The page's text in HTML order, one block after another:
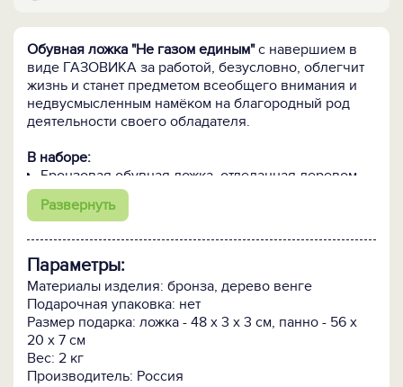
Обувная ложка "Не газом единым"с навершием в
виде ГАЗОВИКА за работой, безусловно, облегчит
жизнь и станет предметом всеобщего внимания и
недвусмысленным намёком на благородный род
деятельности своего обладателя.
В наборе:
Бронзовая обувная ложка, отделанная деревом
венге, поможет одеть обувь.
Деревянный держатель со стилизованным
ложку. Он украсит помещение и подчеркнет
красоту и благородство бронзы.
Ложка и крючок выполнены в технике точного
литья из бронзы.
Кому подарить:Коллеге, отцу, деду, брату, всем
Развернуть
Параметры:
Материалы изделия: бронза, дерево венге
Подарочная упаковка: нет
Размер подарка: ложка - 48 х 3 х 3 см, панно - 56 х
20 х 7 см
Вес: 2 кг
Производитель: Россия